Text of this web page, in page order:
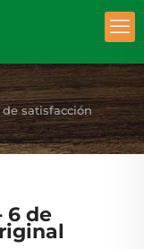
satisfacción
6 de